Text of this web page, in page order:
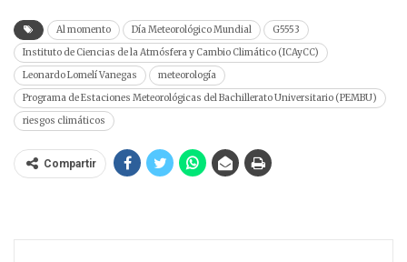
Al momento Día Meteorológico Mundial
G5553
Instituto de Ciencias de la Atmósfera y Cambio Climático (ICAyCC)
Leonardo Lomelí Vanegas
meteorología
Programa de Estaciones Meteorológicas del Bachillerato Universitario (PEMBU)
riesgos climáticos
Compartir